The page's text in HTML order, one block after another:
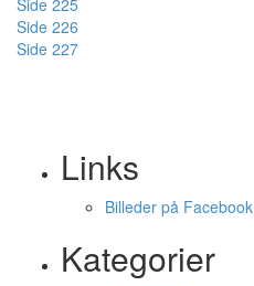
Side 225
Side 226
Side 227
Links
Billeder på Facebook
Kategorier